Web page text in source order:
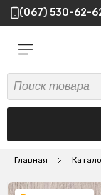
(067) 530-62-
Главная